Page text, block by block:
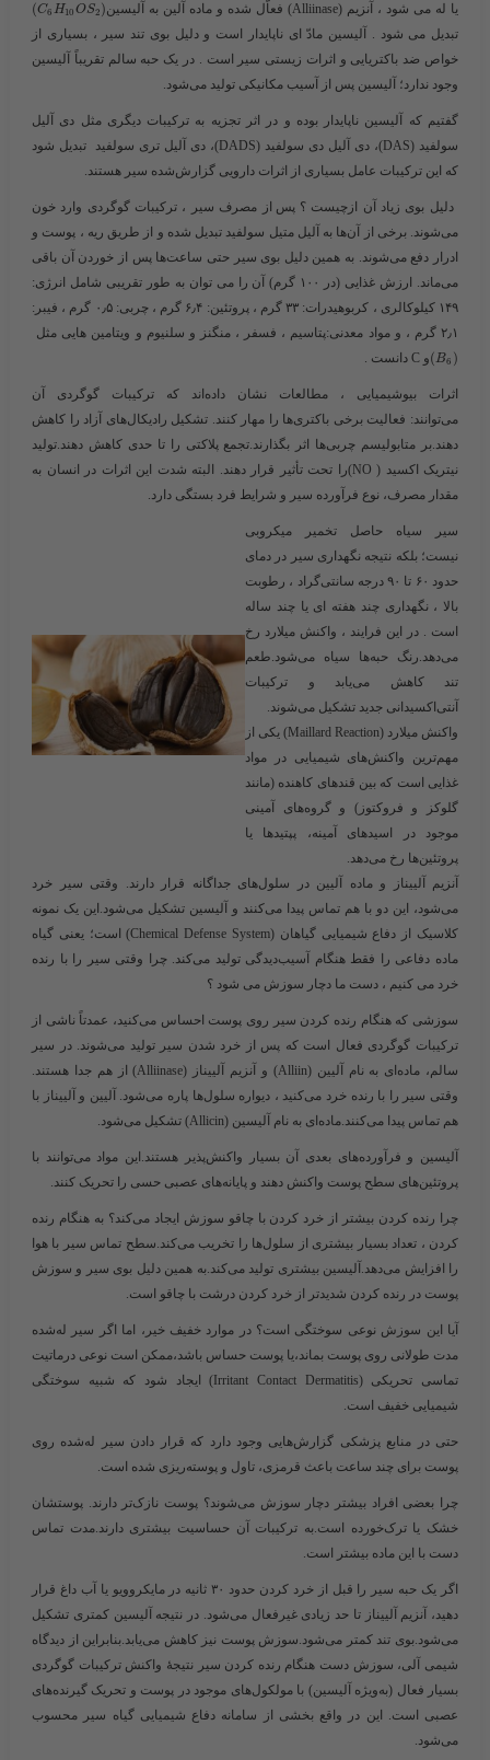
یا له می شود ، آنزیم (Alliinase) فعاّل شده و ماده آلین به آلیسین​
(C6 H10 OS2 )
تبدیل می شود . آلیسین مادّ ای ناپایدار است و دلیل بوی تند سیر ، بسیاری از
خواص ضد باکتریایی و اثرات زیستی سیر است . در یک حبه سالم تقریباً آلیسین
وجود ندارد؛ آلیسین پس از آسیب مکانیکی تولید می‌شود.
گفتیم که آلیسین ناپایدار بوده و در اثر تجزیه به ترکیبات دیگری مثل دی آلیل
سولفید (DAS)، دی آلیل دی سولفید (DADS)، دی آلیل تری سولفید تبدیل شود
که این ترکیبات عامل بسیاری از اثرات دارویی گزارش‌شده سیر هستند.
دلیل بوی زیاد آن ازچیست ؟پس از مصرف سیر ، ترکیبات گوگردی وارد خون
می‌شوند. برخی از آن‌ها به آلیل متیل سولفید تبدیل شده و از طریق ریه ، پوست و
ادرار دفع می‌شوند. به همین دلیل بوی سیر حتی ساعت‌ها پس از خوردن آن باقی
می‌ماند. ارزش غذایی (در ۱۰۰ گرم) آن را می توان به طور تقریبی شامل انرژی:
۱۴۹ کیلوکالری ، کربوهیدرات: ۳۳ گرم ، پروتئین: ۶٫۴ گرم ، چربی: ۰٫۵ گرم ، فیبر:
۲٫۱ گرم ، و مواد معدنی:پتاسیم ، فسفر ، منگنز و سلنیوم و ویتامین هایی مثل ​
(B6 ) ​و C دانست .
اثرات بیوشیمیایی ، مطالعات نشان داده‌اند که ترکیبات گوگردی آن
می‌توانند: فعالیت برخی باکتری‌ها را مهار کنند. تشکیل رادیکال‌های آزاد را کاهش
دهند.بر متابولیسم چربی‌ها اثر بگذارند.تجمع پلاکتی را تا حدی کاهش دهند.تولید
نیتریک اکسید ( NO)را تحت تأثیر قرار دهند. البته شدت این اثرات در انسان به
مقدار مصرف، نوع فرآورده سیر و شرایط فرد بستگی دارد.
سیر سیاه حاصل تخمیر میکروبی
نیست؛ بلکه نتیجه نگهداری سیر در دمای
حدود ۶۰ تا ۹۰ درجه سانتی‌گراد ، رطوبت
بالا ، نگهداری چند هفته ای یا چند ساله
است . در این فرایند ، واکنش میلارد رخ
می‌دهد.رنگ حبه‌ها سیاه می‌شود.طعم
تند کاهش می‌یابد و ترکیبات
آنتی‌اکسیدانی جدید تشکیل می‌شوند.
واکنش میلارد (Maillard Reaction)
یکی از
مهم‌ترین واکنش‌های شیمیایی در مواد
غذایی است که بین قندهای کاهنده (مانند
گلوکز و فروکتوز) وگروه‌های آمینی
موجود در اسیدهای آمینه، پپتیدها یا
پروتئین‌ها رخ می‌دهد.
آنزیم آلییناز و ماده آلیین در سلول‌های جداگانه قرار دارند. وقتی سیر خرد
می‌شود، این دو با هم تماس پیدا می‌کنند و آلیسین تشکیل می‌شود.این یک نمونه
کلاسیک از دفاع شیمیایی گیاهان (Chemical Defense System)
است؛ یعنی گیاه
ماده دفاعی را فقط هنگام آسیب‌دیدگی تولید می‌کند.چرا وقتی سیر را با رنده
خرد می کنیم ، دست ما دچار سوزش می شود ؟
سوزشی که هنگام رنده کردن سیر روی پوست احساس می‌کنید، عمدتاً ناشی از
ترکیبات گوگردی فعال است که پس از خرد شدن سیر تولید می‌شوند. در سیر
سالم، ماده‌ای به نام
آلیین (Alliin) و آنزیم آلییناز (Alliinase)
از هم جدا هستند.
وقتی سیر را با رنده خرد می‌کنید ، دیواره سلول‌ها پاره می‌شود. آلیین و آلییناز با
هم تماس پیدا می‌کنند.ماده‌ای به نام آلیسین (Allicin) تشکیل می‌شود.
آلیسین و فرآورده‌های بعدی آن بسیار واکنش‌پذیر هستند.این مواد می‌توانند با
پروتئین‌های سطح پوست واکنش دهند و پایانه‌های عصبی حسی را تحریک کنند.
چرا رنده کردن بیشتر از خرد کردن با چاقو سوزش ایجاد می‌کند؟به هنگام رنده
کردن ، تعداد بسیار بیشتری از سلول‌ها را تخریب می‌کند.سطح تماس سیر با هوا
را افزایش می‌دهد.آلیسین بیشتری تولید می‌کند.به همین دلیل بوی سیر و سوزش
پوست در رنده کردن شدیدتر از خرد کردن درشت با چاقو است.
آیا این سوزش نوعی سوختگی است؟در موارد خفیف خیر، اما اگر سیر له‌شده
مدت طولانی روی پوست بماند،یا پوست حساس باشد،ممکن است نوعی درماتیت
تماسی تحریکی (Irritant Contact Dermatitis)
ایجاد شود که شبیه سوختگی
شیمیایی خفیف است.
حتی در منابع پزشکی گزارش‌هایی وجود دارد که قرار دادن سیر له‌شده روی
پوست برای چند ساعت باعث قرمزی، تاول و پوسته‌ریزی شده است.
چرا بعضی افراد بیشتر دچار سوزش می‌شوند؟ پوست نازک‌تر دارند. پوستشان
خشک یا ترک‌خورده است.به ترکیبات آن حساسیت بیشتری دارند.مدت تماس
دست با این ماده بیشتر است.
اگر یک حبه سیر را قبل از خرد کردن حدود ۳۰ ثانیه در مایکروویو یا آب داغ قرار
دهید، آنزیم آلییناز تا حد زیادی غیرفعال می‌شود. در نتیجه آلیسین کمتری تشکیل
می‌شود.بوی تند کمتر می‌شود.سوزش پوست نیز کاهش می‌یابد.بنابراین از دیدگاه
شیمی آلی، سوزش دست هنگام رنده کردن سیر نتیجهٔ واکنش ترکیبات گوگردی
بسیار فعال (به‌ویژه آلیسین) با مولکول‌های موجود در پوست و تحریک گیرنده‌های
عصبی است. این در واقع بخشی از سامانه دفاع شیمیایی گیاه سیر محسوب
می‌شود.